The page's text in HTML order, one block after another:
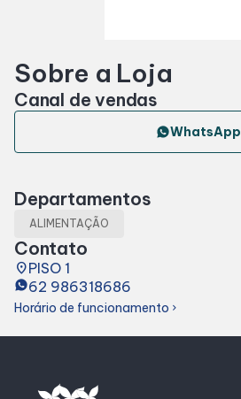
Eventos
Lojas e Restaurantes
Lojas
Alimentação
Sobre a Loja
Canal de vendas
WhatsApp
Departamentos
ALIMENTAÇÃO
Contato
placePISO 1
62 986318686
Horário de funcionamento chevron_right